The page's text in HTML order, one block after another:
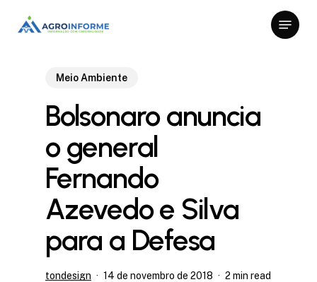
Menu
Meio Ambiente
Bolsonaro anuncia
o general
Fernando
Azevedo e Silva
para a Defesa
tondesign 14 de novembro de 2018 2 min read